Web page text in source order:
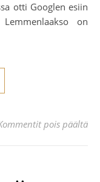
otti Googlen esiin
on
pois päältä